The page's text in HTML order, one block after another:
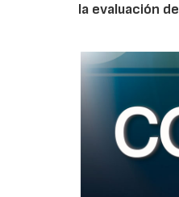
la evaluación